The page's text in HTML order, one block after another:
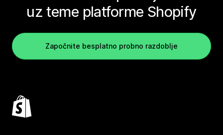
uz teme platforme Shopify
Započnite besplatno probno razdoblje